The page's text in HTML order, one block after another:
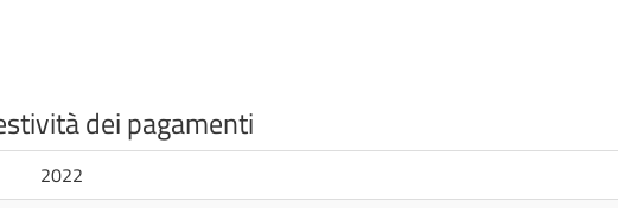
dei pagamenti
2022